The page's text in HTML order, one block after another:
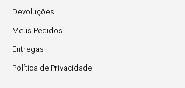
Devoluções
Meus Pedidos
Entregas
Política de Privacidade